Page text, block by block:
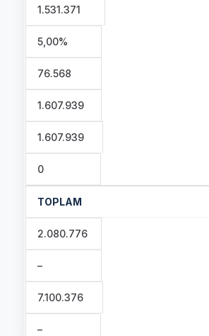
1.531.371
5,00%
76.568
1.607.939
1.607.939
0
TOPLAM
2.080.776
–
7.100.376
–